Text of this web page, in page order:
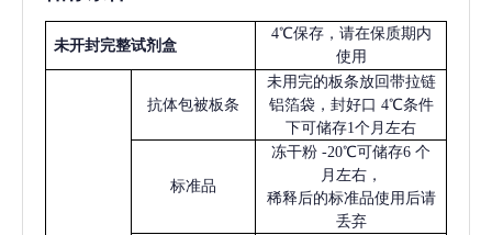
未开封完整试剂盒
4℃保存，请在保质期内
使用
抗体包被板条
未用完的板条放回带拉链
铝箔袋，封好口 4℃条件
下可储存1个月左右
标准品
冻干粉 -20℃可储存6 个
月左右，
稀释后的标准品使用后请
丢弃